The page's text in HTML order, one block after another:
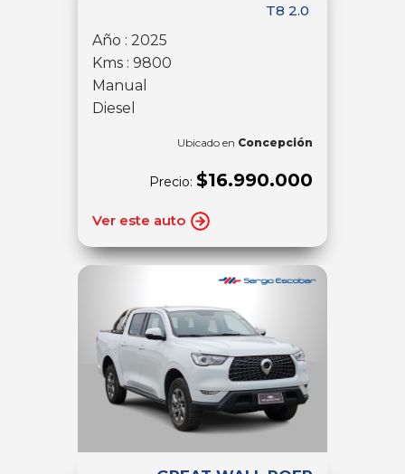
T8 2.0
Año : 2025
Kms : 9800
Manual
Diesel
Ubicado en Concepción
Precio: $16.990.000
Ver este auto